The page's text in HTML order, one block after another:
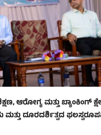
ಆರೋಗ್ಯ ಮತ್ತು ಬ್ಯಾಂಕಿಂಗ್
ದೂರದರ್ಶಿತ್ವದ